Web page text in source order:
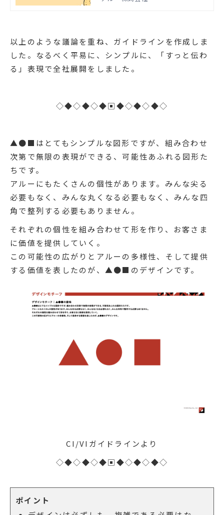
で、当社のご紹介をしていきます。
以上のような議論を重ね、ガイドラインを作成しま
した。なるべく平易に、シンプルに、「すっと伝わ
る」表現で全社展開をしました。
◇◆◇◆◇◆▣◆◇◆◇◆◇
▲●■はとてもシンプルな図形ですが、組み合わせ
次第で無限の表現ができる、可能性あふれる図形た
ちです。
アルーにもたくさんの個性があります。みんな尖る
必要もなく、みんな丸くなる必要もなく、みんな四
角で整列する必要もありません。
それぞれの個性を組み合わせて形を作り、お客さま
に価値を提供していく。
この可能性の広がりとアルーの多様性、そして提供
する価値を表したのが、▲●■のデザインです。
CI/VIガイドラインより
◇◆◇◆◇◆▣◆◇◆◇◆◇
ポイント